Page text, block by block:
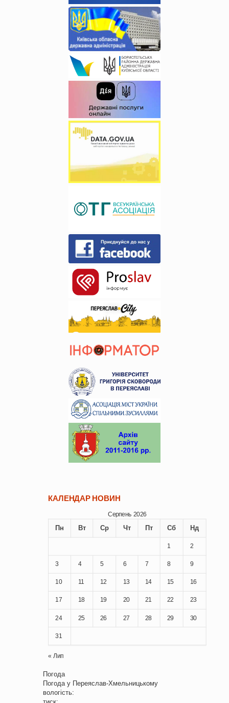
КАЛЕНДАР НОВИН
Серпень 2026
Пн Вт Ср Чт Пт Сб Нд
1 2
3 4 5 6 7 8 9
10 11 12 13 14 15 16
17 18 19 20 21 22 23
24 25 26 27 28 29 30
31
« Лип
Погода
Погода у Переяслав-Хмельницькому
вологість: